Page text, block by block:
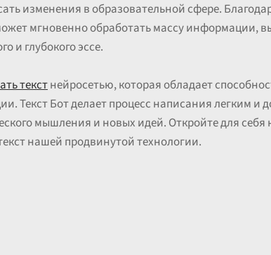
изменения в образовательной сфере.
мгновенно обработать массу информации,
и глубокого эссе.
текстнейросетью, которая обладает
Текст Бот делает процесс написания легким и
мышления и новых идей. Откройте для
нашей продвинутой технологии.